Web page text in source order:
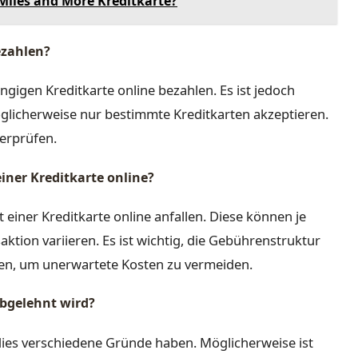
Kreditkarte online bezahlen. Es ist jedoch
nur bestimmte Kreditkarten akzeptieren.
Kreditkarte online?
einer Kreditkarte online anfallen. Diese können je
variieren. Es ist wichtig, die Gebührenstruktur
um unerwartete Kosten zu vermeiden.
wird?
verschiedene Gründe haben. Möglicherweise ist